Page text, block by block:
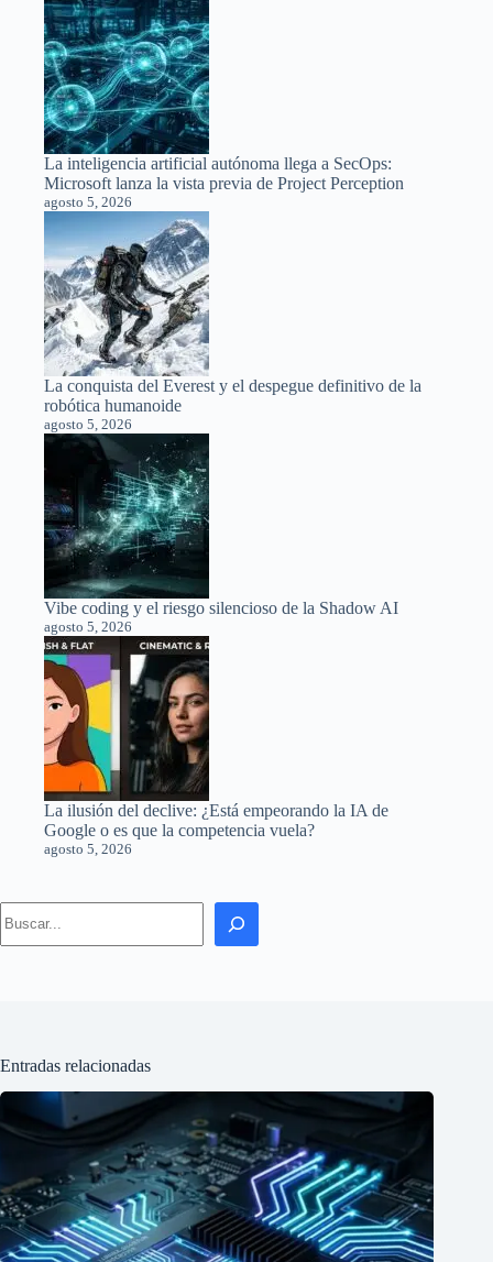
La inteligencia artificial autónoma llega a SecOps:
Microsoft lanza la vista previa de Project Perception
agosto 5, 2026
La conquista del Everest y el despegue definitivo de la
robótica humanoide
agosto 5, 2026
Vibe coding y el riesgo silencioso de la Shadow AI
agosto 5, 2026
La ilusión del declive: ¿Está empeorando la IA de
Google o es que la competencia vuela?
agosto 5, 2026
Search
Entradas relacionadas